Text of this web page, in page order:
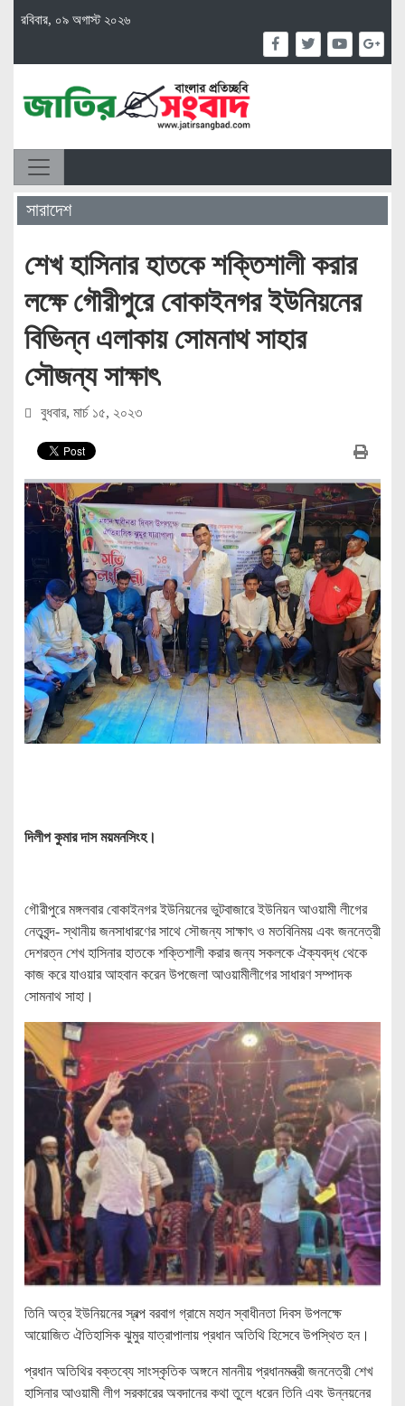
রবিবার, ০৯ অগাস্ট ২০২৬
সারাদেশ
শেখ হাসিনার হাতকে শক্তিশালী করার
লক্ষে গৌরীপুরে বোকাইনগর ইউনিয়নের
বিভিন্ন এলাকায় সোমনাথ সাহার
সৌজন্য সাক্ষাৎ
বুধবার, মার্চ ১৫, ২০২৩
দিলীপ কুমার দাস ময়মনসিংহ।
গৌরীপুরে মঙ্গলবার বোকাইনগর ইউনিয়নের ভুটবাজারে ইউনিয়ন আওয়ামী লীগের
নেতৃবৃন্দ- স্থানীয় জনসাধারণের সাথে সৌজন্য সাক্ষাৎ ও মতবিনিময় এবং জননেত্রী
দেশরত্ন শেখ হাসিনার হাতকে শক্তিশালী করার জন্য সকলকে ঐক্যবদ্ধ থেকে
কাজ করে যাওয়ার আহবান করেন উপজেলা আওয়ামীলীগের সাধারণ সম্পাদক
সোমনাথ সাহা।
তিনি অত্র ইউনিয়নের স্বল্প বরবাগ গ্রামে মহান স্বাধীনতা দিবস উপলক্ষে
আয়োজিত ঐতিহাসিক ঝুমুর যাত্রাপালায় প্রধান অতিথি হিসেবে উপস্থিত হন।
প্রধান অতিথির বক্তব্যে সাংস্কৃতিক অঙ্গনে মাননীয় প্রধানমন্ত্রী জননেত্রী শেখ
হাসিনার আওয়ামী লীগ সরকারের অবদানের কথা তুলে ধরেন তিনি এবং উন্নয়নের